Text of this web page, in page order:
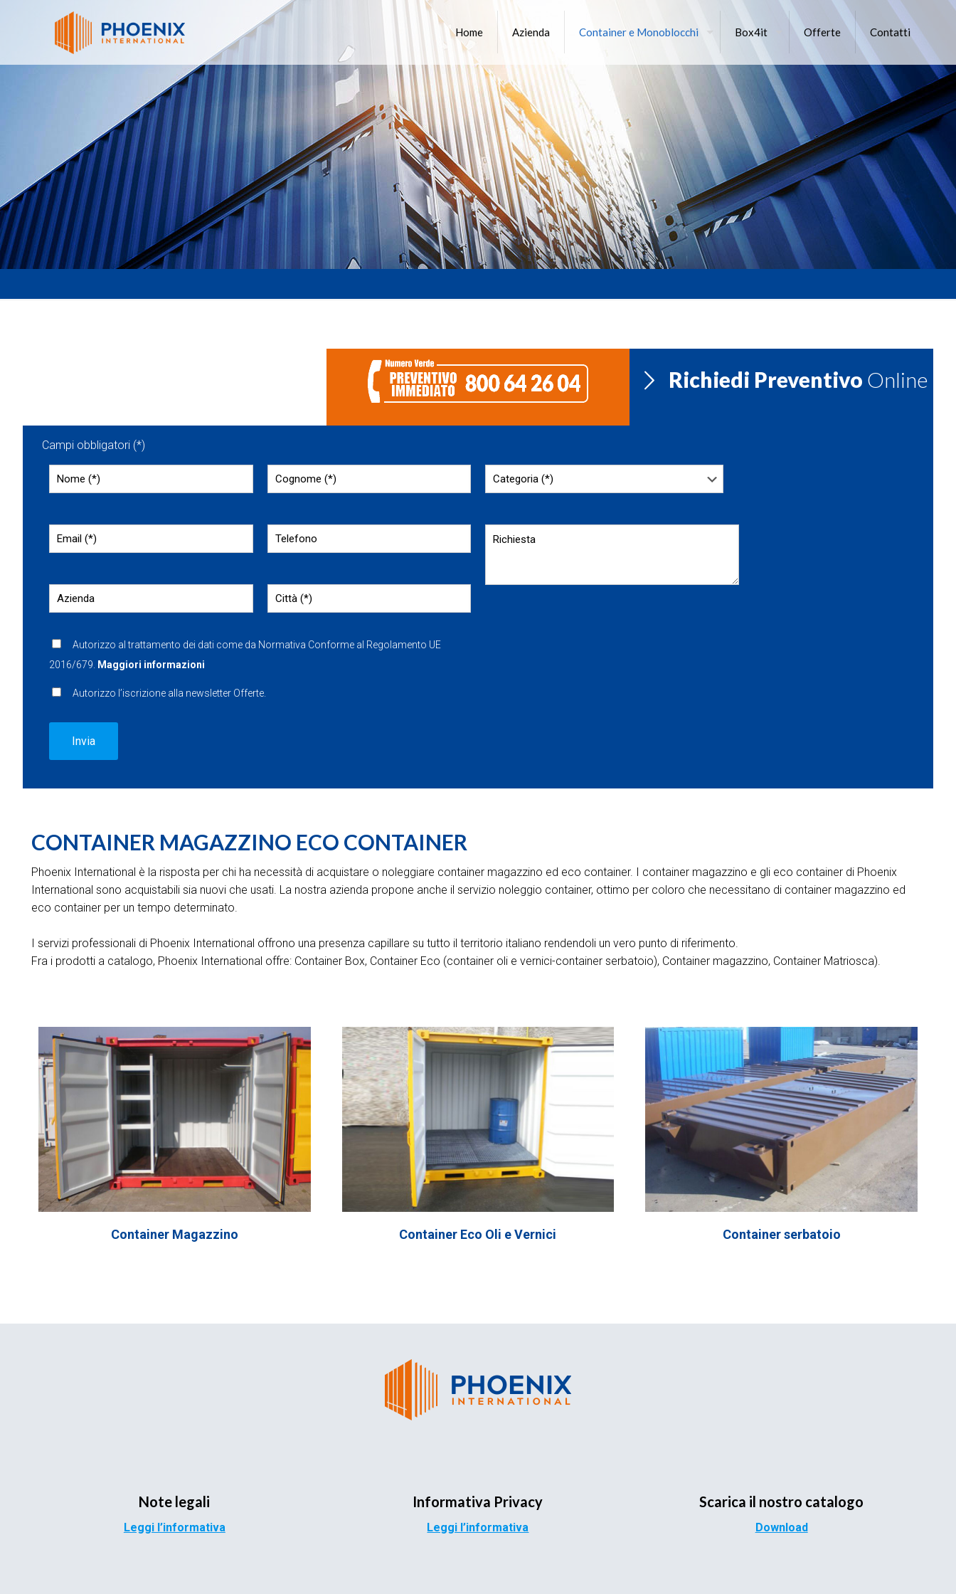
Home Azienda Container e Monoblocchi Box4it Offerte Contatti
Richiedi Preventivo Online
Campi obbligatori (*)
Autorizzo al trattamento dei dati come da Normativa Conforme al Regolamento UE
2016/679.
Maggiori informazioni
Autorizzo l’iscrizione alla newsletter Offerte.
CONTAINER MAGAZZINO ECO CONTAINER
Phoenix International è la risposta per chi ha necessità di acquistare o noleggiare container magazzino ed eco container. I container magazzino e gli eco container di Phoenix
International sono acquistabili sia nuovi che usati. La nostra azienda propone anche il servizio noleggio container, ottimo per coloro che necessitano di container magazzino ed
eco container per un tempo determinato.
I servizi professionali di Phoenix International offrono una presenza capillare su tutto il territorio italiano rendendoli un vero punto di riferimento.
Fra i prodotti a catalogo, Phoenix International offre: Container Box, Container Eco (container oli e vernici-container serbatoio), Container magazzino, Container Matriosca).
Container Magazzino Container Eco Oli e Vernici Container serbatoio
Note legali
Leggi l’informativa
Informativa Privacy
Leggi l’informativa
Scarica il nostro catalogo
Download